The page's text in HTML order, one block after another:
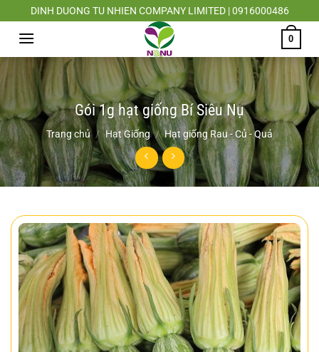
Chuyển
đến
dung
DINH DUONG TU NHIEN COMPANY LIMITED | 0916000486
0
Gói 1g hạt giống Bí Siêu Nụ
Trang chủ / Hạt Giống / Hạt giống Rau - Củ - Quả